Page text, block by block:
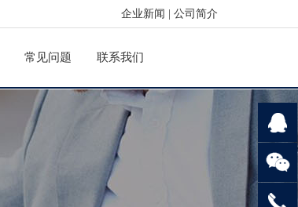
企业新闻 公司简介
常见问题 联系我们